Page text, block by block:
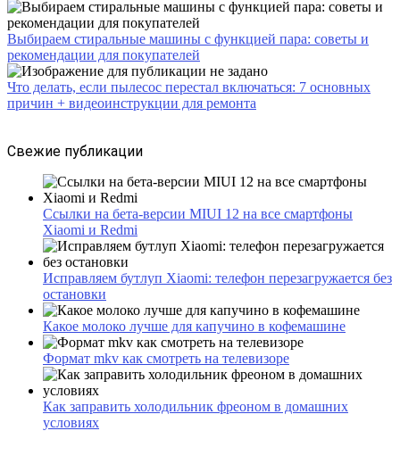
Выбираем стиральные машины с функцией пара: советы и
рекомендации для покупателей
Что делать, если пылесос перестал включаться: 7 основных
причин + видеоинструкции для ремонта
Свежие публикации
Ссылки на бета-версии MIUI 12 на все смартфоны
Xiaomi и Redmi
Исправляем бутлуп Xiaomi: телефон перезагружается без
остановки
Какое молоко лучше для капучино в кофемашине
Формат mkv как смотреть на телевизоре
Как заправить холодильник фреоном в домашних
условиях